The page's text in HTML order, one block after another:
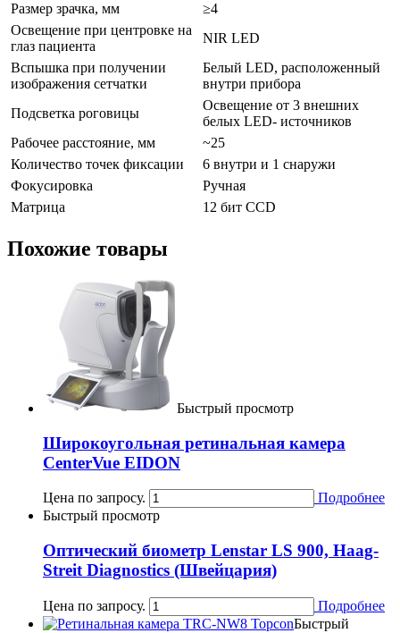
Размер зрачка, мм
≥4
Освещение при центровке на
глаз пациента
NIR LED
Вспышка при получении
изображения сетчатки
Белый LED, расположенный
внутри прибора
Подсветка роговицы
Освещение от 3 внешних
белых LED- источников
Рабочее расстояние, мм
~25
Количество точек фиксации
6 внутри и 1 снаружи
Фокусировка
Ручная
Матрица
12 бит CCD
Похожие товары
Быстрый просмотр
Широкоугольная ретинальная камера
CenterVue EIDON
Цена по запросу.
Подробнее
Быстрый просмотр
Оптический биометр Lenstar LS 900, Haag-
Streit Diagnostics (Швейцария)
Цена по запросу.
Подробнее
Быстрый